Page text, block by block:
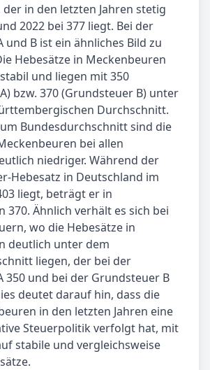
in den letzten Jahren stetig
2022 bei 377 liegt. Bei der
und B ist ein ähnliches Bild zu
Hebesätze in Meckenbeuren
und liegen mit 350
bzw. 370 (Grundsteuer B) unter
Durchschnitt.
Bundesdurchschnitt sind die
bei allen
niedriger. Während der
Hebesatz in Deutschland im
liegt, beträgt er in
370. Ähnlich verhält es sich bei
wo die Hebesätze in
deutlich unter dem
liegen, der bei der
350 und bei der Grundsteuer B
deutet darauf hin, dass die
in den letzten Jahren eine
Steuerpolitik verfolgt hat, mit
stabile und vergleichsweise